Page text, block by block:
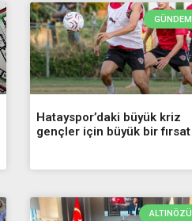
GÜNDEM
Hatayspor’daki büyük kriz
gençler için büyük bir fırsat
ALTINÖZÜ